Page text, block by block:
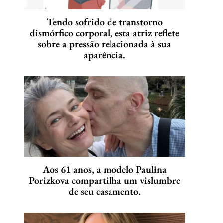
Tendo sofrido de transtorno
dismórfico corporal, esta atriz reflete
sobre a pressão relacionada à sua
aparência.
Aos 61 anos, a modelo Paulina
Porizkova compartilha um vislumbre
de seu casamento.